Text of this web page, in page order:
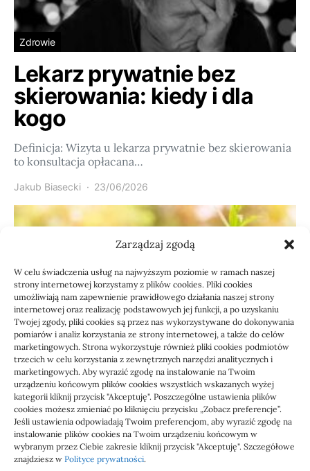
Zarządzaj zgodą
W celu świadczenia usług na najwyższym poziomie w ramach naszej
strony internetowej korzystamy z plików cookies. Pliki cookies
umożliwiają nam zapewnienie prawidłowego działania naszej strony
internetowej oraz realizację podstawowych jej funkcji, a po uzyskaniu
Twojej zgody, pliki cookies są przez nas wykorzystywane do dokonywania
pomiarów i analiz korzystania ze strony internetowej, a także do celów
marketingowych. Strona wykorzystuje również pliki cookies podmiotów
trzecich w celu korzystania z zewnętrznych narzędzi analitycznych i
marketingowych. Aby wyrazić zgodę na instalowanie na Twoim
urządzeniu końcowym plików cookies wszystkich wskazanych wyżej
kategorii kliknij przycisk "Akceptuję". Poszczególne ustawienia plików
cookies możesz zmieniać po kliknięciu przycisku „Zobacz preferencje”.
Jeśli ustawienia odpowiadają Twoim preferencjom, aby wyrazić zgodę na
instalowanie plików cookies na Twoim urządzeniu końcowym w
wybranym przez Ciebie zakresie kliknij przycisk "Akceptuję". Szczegółowe
znajdziesz w Polityce prywatności.
Zdrowie
Lekarz prywatnie bez
skierowania: kiedy i dla
kogo
Definicja: Wizyta u lekarza prywatnie bez skierowania
to konsultacja opłacana…
Jakub Biasecki 23/06/2026
Usługi
Jak sprawdzić przejęcie
zaległości przez biuro
Definicja: Weryfikacja, czy nowe biuro rachunkowe
przejmie zaległości w dokumentach,…